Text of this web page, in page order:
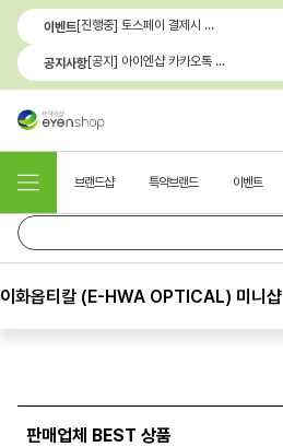
이벤트 [진행중] 토스페이 결제시 최대 1.3만원 혜택
공지사항 [공지] 아이엔샵 카카오톡 1:1 문의 채널 이용 안내
브랜드샵 특약브랜드 이벤트
이화옵티칼 (E-HWA OPTICAL) 미니샵
판매업체 BEST 상품